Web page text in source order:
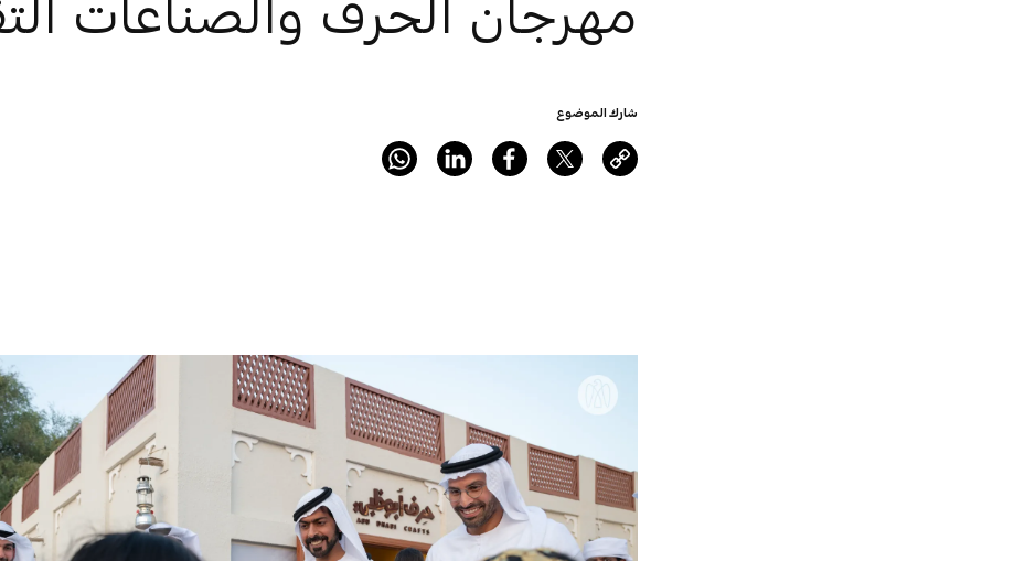
شارك الموضوع